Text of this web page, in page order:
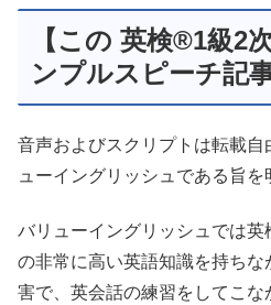
【この 英検®1級2
ンプルスピーチ記
音声およびスクリプトは転載自
ューイングリッシュである旨を
バリューイングリッシュでは
の非常に高い英語知識を持ち
害で、英会話の練習をしてこ